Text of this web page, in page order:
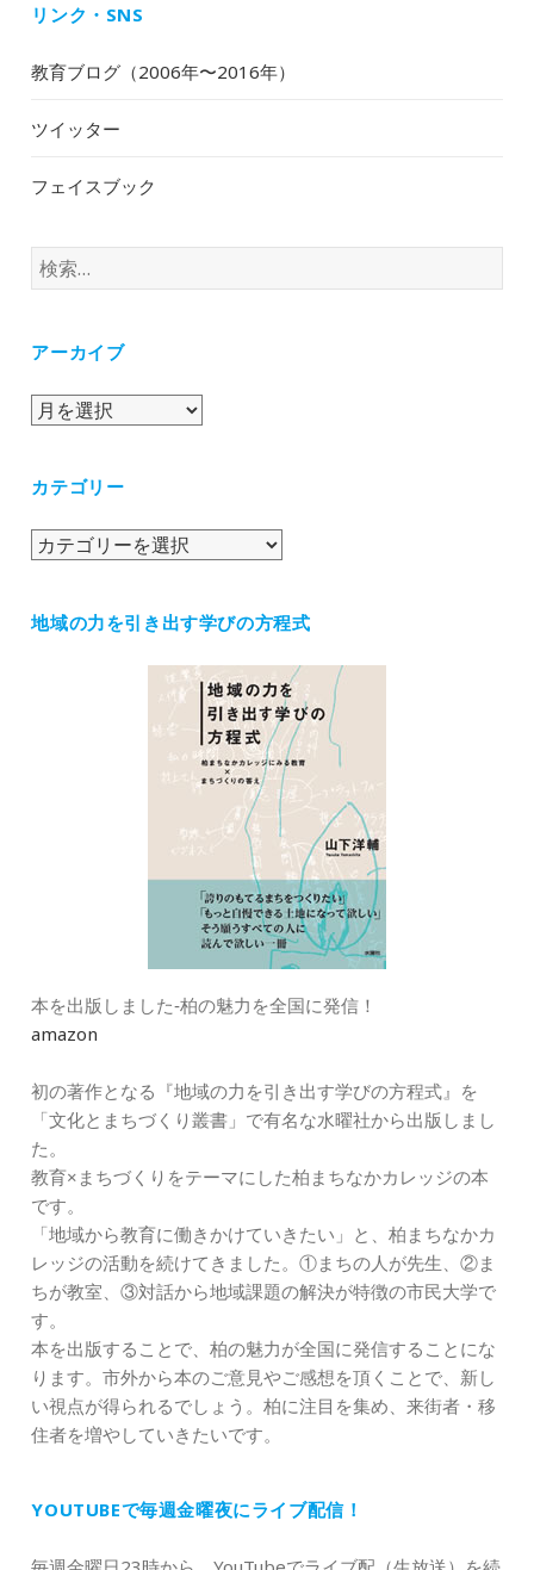
リンク・SNS
教育ブログ（2006年〜2016年）
ツイッター
フェイスブック
検
索:
アーカイブ
ア
イ
カテゴリー
カ
リ
地域の力を引き出す学びの方程式
本を出版しました‐柏の魅力を全国に発信！
amazon
初の著作となる『地域の力を引き出す学びの方程式』を
「文化とまちづくり叢書」で有名な水曜社から出版しまし
た。
教育×まちづくりをテーマにした柏まちなかカレッジの本
です。
「地域から教育に働きかけていきたい」と、柏まちなかカ
レッジの活動を続けてきました。①まちの人が先生、②ま
ちが教室、③対話から地域課題の解決が特徴の市民大学で
す。
本を出版することで、柏の魅力が全国に発信することにな
ります。市外から本のご意見やご感想を頂くことで、新し
い視点が得られるでしょう。柏に注目を集め、来街者・移
住者を増やしていきたいです。
YOUTUBEで毎週金曜夜にライブ配信！